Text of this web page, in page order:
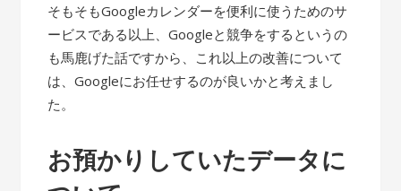
そもそもGoogleカレンダーを便利に使うためのサ
ービスである以上、Googleと競争をするというの
も馬鹿げた話ですから、これ以上の改善について
は、Googleにお任せするのが良いかと考えまし
た。
お預かりしていたデータに